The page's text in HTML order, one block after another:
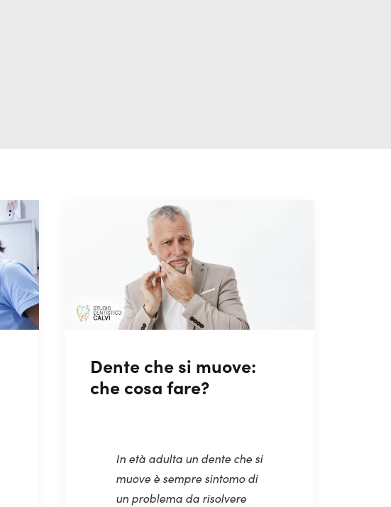
Dente che si muove:
che cosa fare?
In età adulta un dente che si
muove è sempre sintomo di
un problema da risolvere